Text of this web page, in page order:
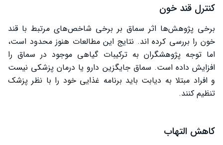
چه افرادی باید در مصرف سماق احتیاط کنند؟
نتیجه گیری
کنترل قند خون
برخی پژوهش‌ها اثر سماق بر برخی شاخص‌های مرتبط با قند
خون را بررسی کرده ‌اند. نتایج این مطالعات هنوز محدود است،
اما توجه پژوهشگران به ترکیبات گیاهی موجود در سماق را
افزایش داده است. سماق جایگزین دارو یا درمان پزشکی نیست
و افراد مبتلا به دیابت باید برنامه غذایی خود را با نظر پزشک
تنظیم کنند.
کاهش التهاب